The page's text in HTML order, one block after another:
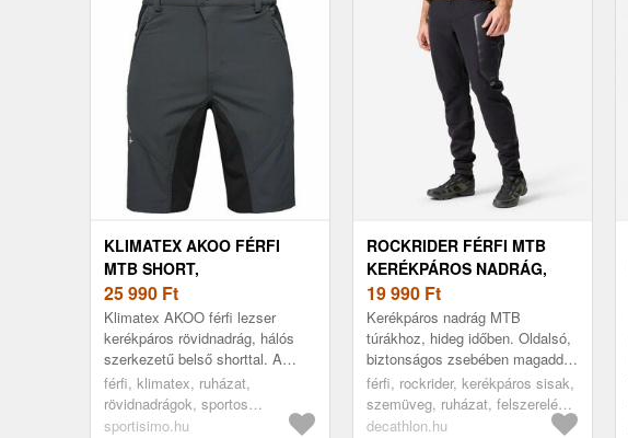
KLIMATEX AKOO FÉRFI
MTB SHORT,
SÖTÉTSZÜRKE, MÉRET
25 990 Ft
Klimatex AKOO férfi lezser
kerékpáros rövidnadrág, hálós
szerkezetű belső shorttal. A
külső rövidnadrág funkcionális,
rugalmas és tartós anyagból k...
férfi, klimatex, ruházat,
rövidnadrágok, sportos
rövidnadrágok, kerékpározás,
sportisimo.hu
ROCKRIDER FÉRFI MTB
KERÉKPÁROS NADRÁG,
TÉLI
19 990 Ft
Kerékpáros nadrág MTB
túrákhoz, hideg időben. Oldalsó,
biztonságos zsebében magaddal
viheted a telefonodat. Nem kell
aggódnod a növényzet miatt.
In...
férfi, rockrider, kerékpáros sisak,
szemüveg, ruházat, felszerelés,
kerékpáros ruházat, kerékpáros
decathlon.hu